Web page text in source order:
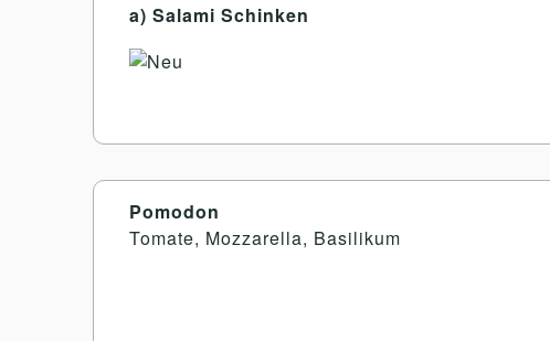
a) Salami Schinken
Pomodon
Tomate, Mozzarella, Basilikum